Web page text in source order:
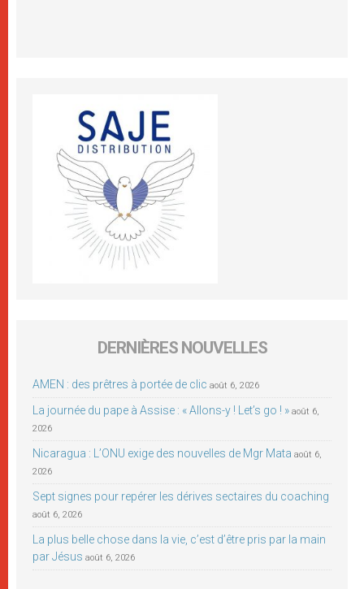
DERNIÈRES NOUVELLES
AMEN : des prêtres à portée de clic août 6, 2026
La journée du pape à Assise : « Allons-y ! Let’s go ! » août 6,
2026
Nicaragua : L’ONU exige des nouvelles de Mgr Mata août 6,
2026
Sept signes pour repérer les dérives sectaires du coaching
août 6, 2026
La plus belle chose dans la vie, c’est d’être pris par la main
par Jésus août 6, 2026